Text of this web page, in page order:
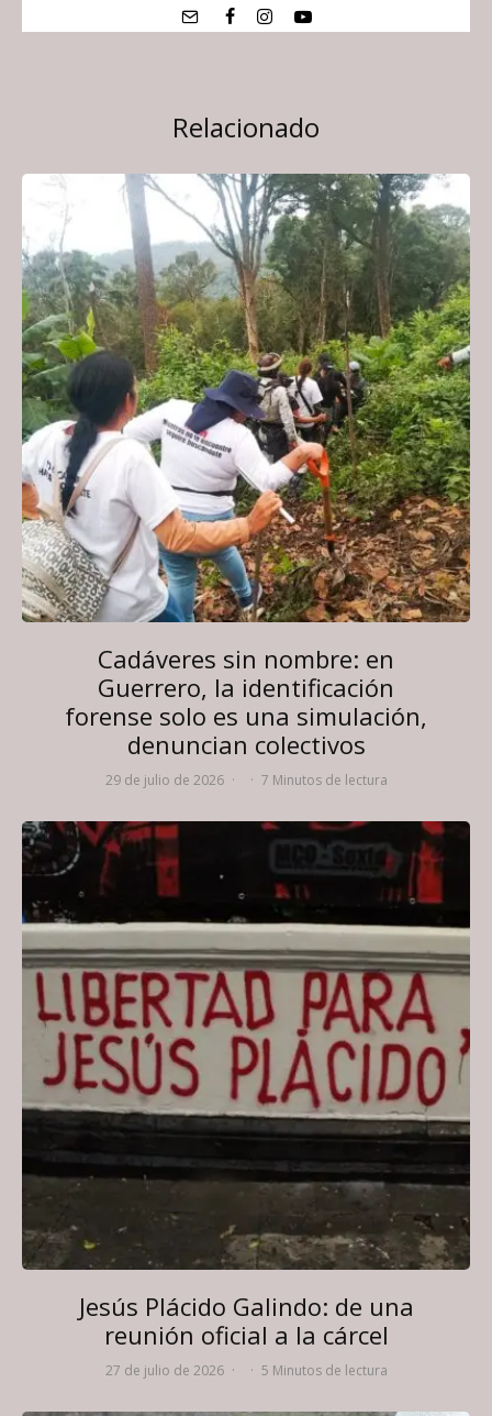
Relacionado
Cadáveres sin nombre: en
Guerrero, la identificación
forense solo es una simulación,
denuncian colectivos
29 de julio de 2026 · · 7 Minutos de lectura
Jesús Plácido Galindo: de una
reunión oficial a la cárcel
27 de julio de 2026 · · 5 Minutos de lectura